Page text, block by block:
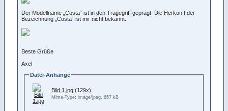
Der Modellname „Costa“ ist in den Tragegriff geprägt. Die Herkunft der
Bezeichnung „Costa“ ist mir nicht bekannt.
Beste Grüße
Axel
Datei-Anhänge
Bild 1.jpg (129x)
Mime-Type: image/jpeg, 657 kB